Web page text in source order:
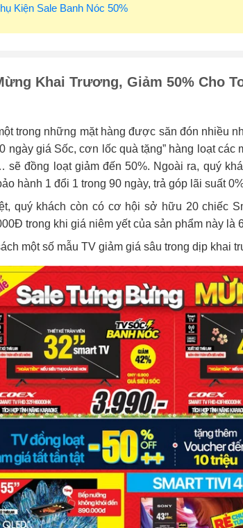
Kiện Sale Banh Nóc 50%
Khai Trương, Giảm 50% Cho
trong những mặt hàng được săn đón nhiều
ngày giá Sốc, cơn lốc quà tặng” hàng loạt
sẽ đồng loạt giảm đến 50%. Ngoài ra, quý
hành 1 đổi 1 trong 90 ngày, trả góp lãi suất
quý khách còn có cơ hội sở hữu 20 chiếc
trong khi giá niêm yết của sản phẩm này
một số mẫu TV giảm giá sâu trong dịp khai